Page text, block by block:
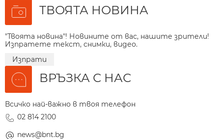
ТВОЯТА НОВИНА
"Твоята новина"! Новините от вас, нашите зрители!
Изпратете текст, снимки, видео.
Изпрати
ВРЪЗКА С НАС
Всичко най-важно в твоя телефон
02 814 2100
news@bnt.bg